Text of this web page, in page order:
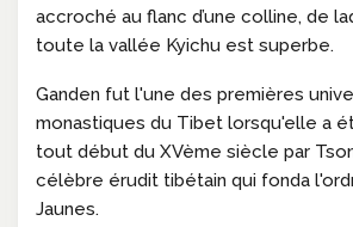
accroché au flanc d’une colline, de
toute la vallée Kyichu est superbe.
Ganden fut l'une des premières
monastiques du Tibet lorsqu'elle a
tout début du XVème siècle par
célèbre érudit tibétain qui fonda
Jaunes.